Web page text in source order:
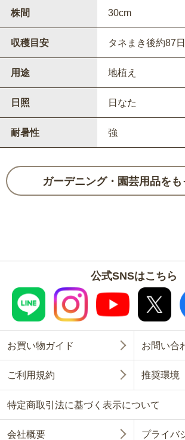
株間 30cm
収穫目安 タネまき後約87日
用途 地植え
日照 日なた
耐暑性 強
ガーデニング・園芸用品をも
公式SNSはこちら
お買い物ガイド お問い合
ご利用規約 推奨環境
特定商取引法に基づく表示について
会社概要 プライバ